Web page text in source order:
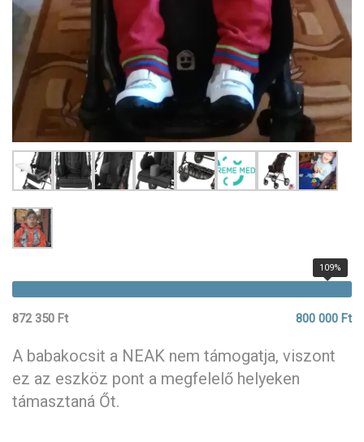
109%
872 350 Ft 800 000 Ft
A babakocsit a NEAK nem támogatja, viszont
ez az eszköz pont a megfelelő helyeken
támasztaná Őt.